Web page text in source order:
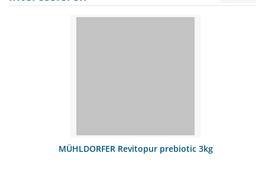
MÜHLDORFER Revitopur prebiotic 3kg